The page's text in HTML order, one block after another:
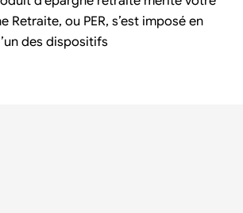
Retraite, ou PER, s’est imposé en
des dispositifs